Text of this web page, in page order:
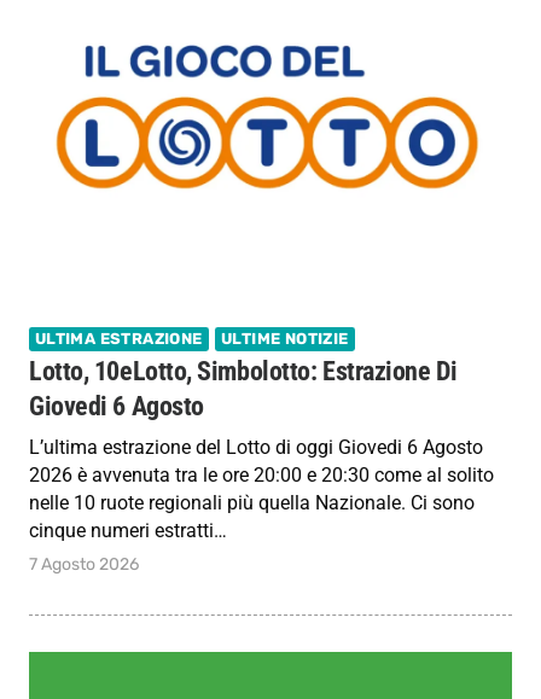
ULTIMA ESTRAZIONE ULTIME NOTIZIE
Lotto, 10eLotto, Simbolotto: Estrazione Di
Giovedi 6 Agosto
L’ultima estrazione del Lotto di oggi Giovedi 6 Agosto
2026 è avvenuta tra le ore 20:00 e 20:30 come al solito
nelle 10 ruote regionali più quella Nazionale. Ci sono
cinque numeri estratti…
7 Agosto 2026